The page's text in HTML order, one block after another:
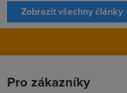
Zobrazit všechny články
Pro zákazníky